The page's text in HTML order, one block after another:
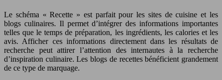
Le schéma « Recette » est parfait pour les sites de cuisine et les
blogs culinaires. Il permet d’intégrer des informations importantes
telles que le temps de préparation, les ingrédients, les calories et les
avis. Afficher ces informations directement dans les résultats de
recherche peut attirer l’attention des internautes à la recherche
d’inspiration culinaire. Les blogs de recettes bénéficient grandement
de ce type de marquage.